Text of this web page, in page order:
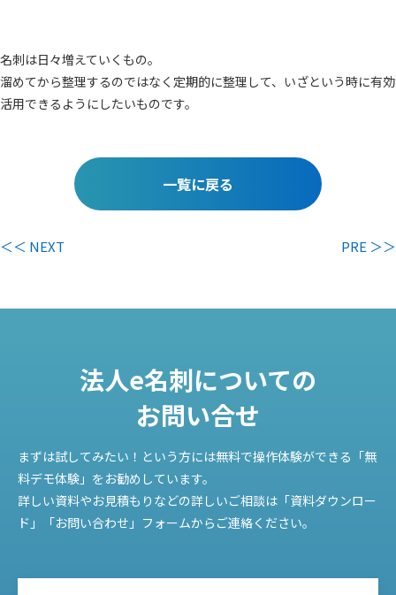
名刺は日々増えていくもの。
溜めてから整理するのではなく定期的に整理して、いざという時に有効
活用できるようにしたいものです。
一覧に戻る
＜＜ NEXT PRE ＞＞
法人e名刺についての
お問い合せ
まずは試してみたい！という方には無料で操作体験ができる「無
料デモ体験」をお勧めしています。
詳しい資料やお見積もりなどの詳しいご相談は「資料ダウンロー
ド」「お問い合わせ」フォームからご連絡ください。